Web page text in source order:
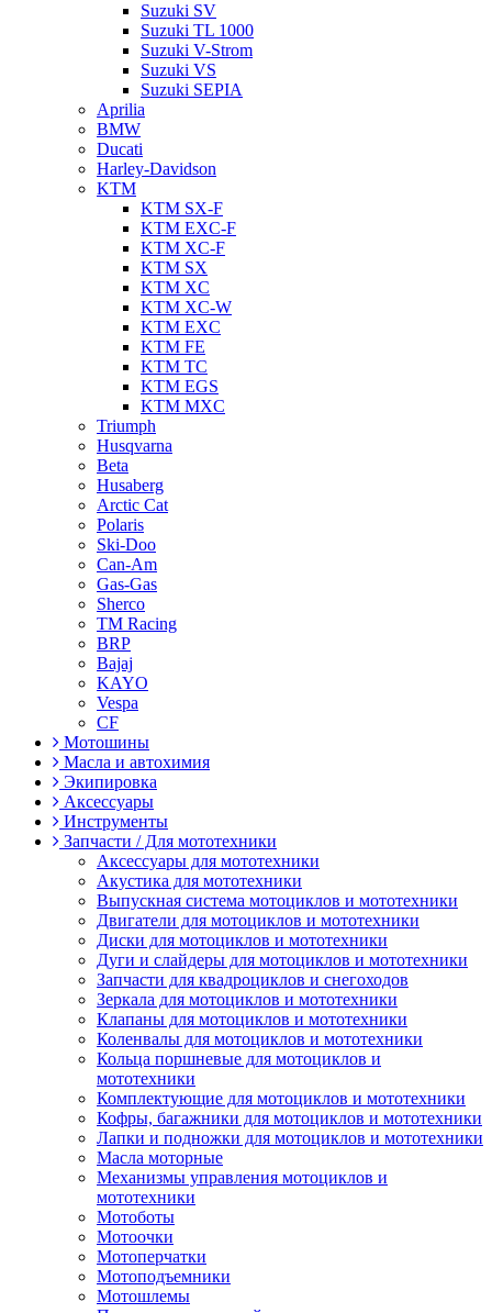
Suzuki SV
Suzuki TL 1000
Suzuki V-Strom
Suzuki VS
Suzuki SEPIA
Aprilia
BMW
Ducati
Harley-Davidson
KTM
KTM SX-F
KTM EXC-F
KTM XC-F
KTM SX
KTM XC
KTM XC-W
KTM EXC
KTM FE
KTM TC
KTM EGS
KTM MXC
Triumph
Husqvarna
Beta
Husaberg
Arctic Cat
Polaris
Ski-Doo
Can-Am
Gas-Gas
Sherco
TM Racing
BRP
Bajaj
KAYO
Vespa
CF
Мотошины
Масла и автохимия
Экипировка
Аксессуары
Инструменты
Запчасти / Для мототехники
Аксессуары для мототехники
Акустика для мототехники
Выпускная система мотоциклов и мототехники
Двигатели для мотоциклов и мототехники
Диски для мотоциклов и мототехники
Дуги и слайдеры для мотоциклов и мототехники
Запчасти для квадроциклов и снегоходов
Зеркала для мотоциклов и мототехники
Клапаны для мотоциклов и мототехники
Коленвалы для мотоциклов и мототехники
Кольца поршневые для мотоциклов и
мототехники
Комплектующие для мотоциклов и мототехники
Кофры, багажники для мотоциклов и мототехники
Лапки и подножки для мотоциклов и мототехники
Масла моторные
Механизмы управления мотоциклов и
мототехники
Мотоботы
Мотоочки
Мотоперчатки
Мотоподъемники
Мотошлемы